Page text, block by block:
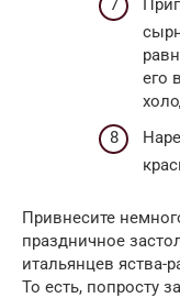
его
Привнесите
праздничное
итальянцев
То есть, попросту